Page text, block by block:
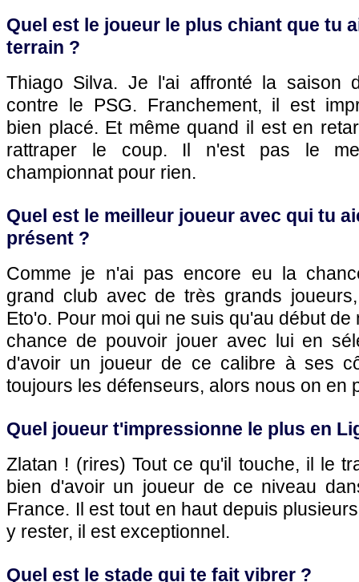
Quel est le joueur le plus chiant que tu
terrain ?
Thiago Silva. Je l'ai affronté la saison
contre le PSG. Franchement, il est
bien placé. Et même quand il est en
rattraper le coup. Il n'est pas le
championnat pour rien.
Quel est le meilleur joueur avec qui tu
présent ?
Comme je n'ai pas encore eu la
grand club avec de très grands
Eto'o. Pour moi qui ne suis qu'au début
chance de pouvoir jouer avec lui en
d'avoir un joueur de ce calibre à ses
toujours les défenseurs, alors nous on en
Quel joueur t'impressionne le plus en
Zlatan ! (rires) Tout ce qu'il touche, il le
bien d'avoir un joueur de ce niveau
France. Il est tout en haut depuis
y rester, il est exceptionnel.
Quel est le stade qui te fait vibrer ?